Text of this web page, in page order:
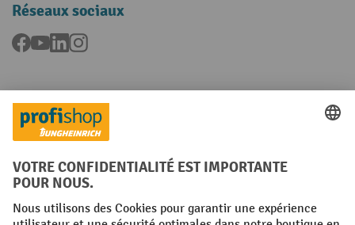
Réseaux sociaux
Facebook
YouTubeLinkedInInstagram
Langues
FR NL
Conditions générales Mentions légales